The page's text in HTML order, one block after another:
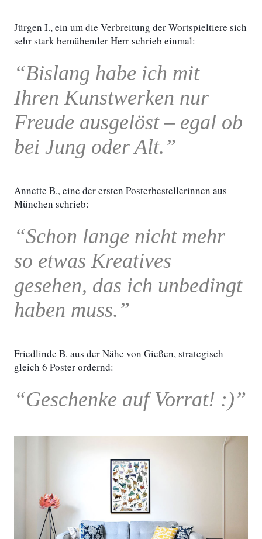
Jürgen I., ein um die Verbreitung der Wortspieltiere sich
sehr stark bemühender Herr schrieb einmal:
“Bislang habe ich mit
Ihren Kunstwerken nur
Freude ausgelöst – egal ob
bei Jung oder Alt.”
Annette B., eine der ersten Posterbestellerinnen aus
München schrieb:
“Schon lange nicht mehr
so etwas Kreatives
gesehen, das ich unbedingt
haben muss.”
Friedlinde B. aus der Nähe von Gießen, strategisch
gleich 6 Poster ordernd:
“Geschenke auf Vorrat! :)”